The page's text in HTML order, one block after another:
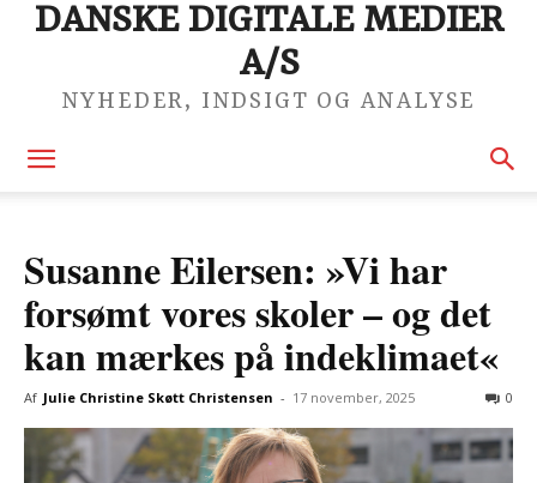
DANSKE DIGITALE MEDIER
A/S
NYHEDER, INDSIGT OG ANALYSE
Susanne Eilersen: »Vi har
forsømt vores skoler – og det
kan mærkes på indeklimaet«
Af Julie Christine Skøtt Christensen - 17 november, 2025 0